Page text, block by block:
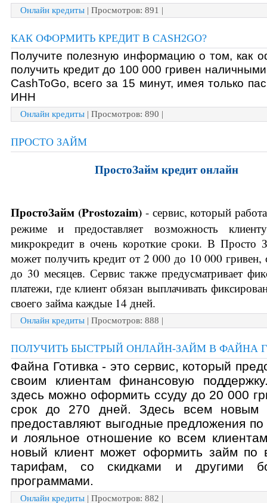
Онлайн кредиты | Просмотров: 891 |
КАК ОФОРМИТЬ КРЕДИТ В CASH2GO?
Получите полезную информацию о том, как
получить кредит до 100 000 гривен
CashToGo, всего за 15 минут, имея только
ИНН
Онлайн кредиты | Просмотров: 890 |
ПРОСТО ЗАЙМ
ПростоЗайм кредит онлайн
ПростоЗайм (Prostozaim) - сервис, который
режиме и предоставляет возможность
микрокредит в очень короткие сроки. В Просто
может получить кредит от 2 000 до 10 000 гривен,
до 30 месяцев. Сервис также предусматривает
платежи, где клиент обязан выплачивать
своего займа каждые 14 дней.
Онлайн кредиты | Просмотров: 888 |
ПОЛУЧИТЬ БЫСТРЫЙ ОНЛАЙН-ЗАЙМ В ФАЙНА
Файна Готивка - это сервис, который
своим клиентам финансовую
здесь можно оформить ссуду до 20 000
срок до 270 дней. Здесь всем новым
предоставляют выгодные предложения по
и лояльное отношение ко всем
новый клиент может оформить займ по
тарифам, со скидками и другими
программами.
Онлайн кредиты | Просмотров: 882 |